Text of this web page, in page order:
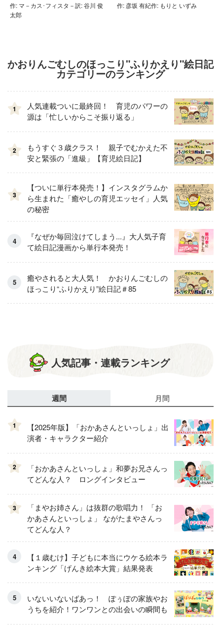
作: マ－カス･フィスタ－訳: 谷川 俊
太郎
作: 彦坂 有紀作: もりと いずみ
かおりんごむしのほっこり"ふりかえり"絵日記
カテゴリーのランキング
1
人気連載ついに最終回！ 育児のパワーの
源は「忙しいからこそ振り返る」
2
もうすぐ３歳クラス！ 親子でむかえた不
安と緊張の「進級」【育児絵日記】
3
【ついに単行本発売！】インスタグラムか
ら生まれた「癒やしの育児エッセイ」人気
の秘密
『なぜか毎回泣けてしまう...』大人気子育
て絵日記漫画から単行本発売！
癒やされると大人気！ かおりんごむしの
ほっこり“ふりかえり”絵日記＃85
人気記事・連載ランキング
週間 月間
1
【2025年版】「おかあさんといっしょ」出
演者・キャラクター紹介
2
「おかあさんといっしょ」和夢お兄さんっ
てどんな人？ ロングインタビュー
3
「まやお姉さん」は抜群の歌唱力！ 「お
かあさんといっしょ」 ながたまやさんっ
てどんな人？
【１歳むけ】子どもに本当にウケる絵本ラ
ンキング「げんき絵本大賞」結果発表
いないいないばあっ！ ぽぅぽの家族やお
うちを紹介！ワンワンとの出会いの瞬間も